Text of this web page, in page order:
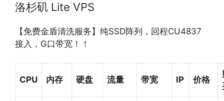
洛杉矶 Lite VPS
【免费金盾清洗服务】纯SSD阵列，回程CU4837
接入，G口带宽！！
CPU 内存 硬盘 流量 带宽 IP 价格